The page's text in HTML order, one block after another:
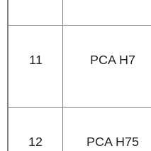
11 PCA H7
12 PCA H75